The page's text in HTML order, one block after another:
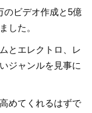
のビデオ作成と5億
した。
とエレクトロ、レ
ジャンルを見事に
めてくれるはずで